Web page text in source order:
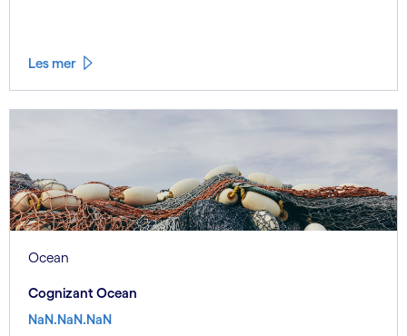
Les mer
Ocean
Cognizant Ocean
NaN.NaN.NaN